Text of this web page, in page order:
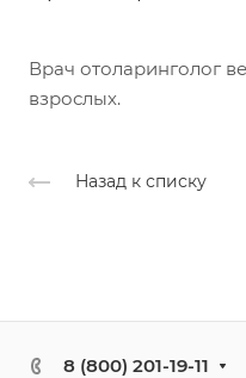
Врач отоларинголог
взрослых.
Назад к списку
8 (800) 201-19-11